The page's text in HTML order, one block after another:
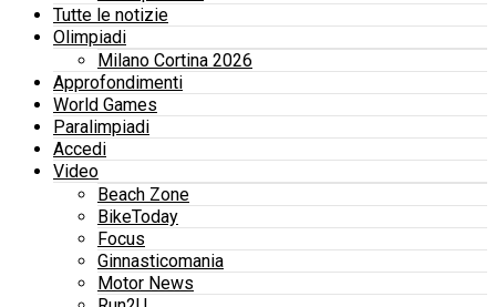
Tutte le notizie
Olimpiadi
Milano Cortina 2026
Approfondimenti
World Games
Paralimpiadi
Accedi
Video
Beach Zone
BikeToday
Focus
Ginnasticomania
Motor News